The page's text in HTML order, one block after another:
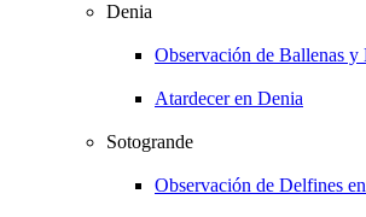
Denia
Observación de Ballenas y
Atardecer en Denia
Sotogrande
Observación de Delfines